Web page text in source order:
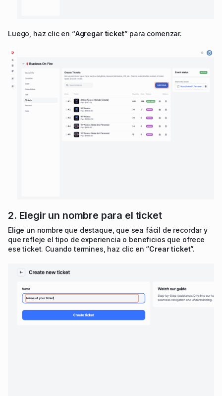
Luego, haz clic en “Agregar ticket” para comenzar.
2. Elegir un nombre para el ticket
Elige un nombre que destaque, que sea fácil de recordar y
que refleje el tipo de experiencia o beneficios que ofrece
ese ticket. Cuando termines, haz clic en “Crear ticket”.